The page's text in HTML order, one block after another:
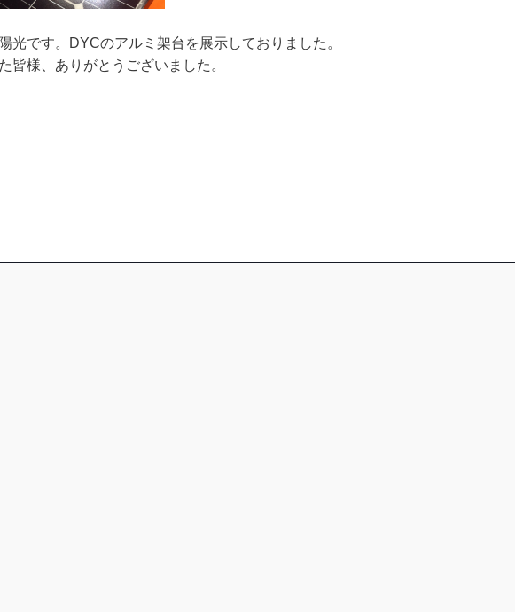
光です。DYCのアルミ架台を展示しておりました。
皆様、ありがとうございました。